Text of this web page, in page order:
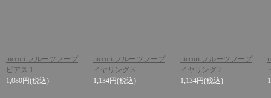
niccori フルーツフープ
ピアス 1
1,080円(税込)
niccori フルーツフープ
イヤリング 3
1,134円(税込)
niccori フルーツフープ
イヤリング 2
1,134円(税込)